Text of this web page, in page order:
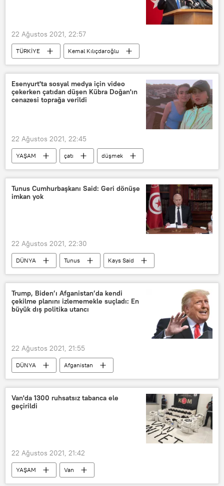
22 Ağustos 2021, 22:57
TÜRKİYE
Kemal Kılıçdaroğlu
Recep Tayyip Erdoğan
İngiltere
Esenyurt'ta sosyal medya için video
çekerken çatıdan düşen Kübra Doğan'ın
cenazesi toprağa verildi
22 Ağustos 2021, 22:45
YAŞAM çatı
düşmek
TikTok
Tunus Cumhurbaşkanı Said: Geri dönüşe
imkan yok
22 Ağustos 2021, 22:30
DÜNYA Tunus Kays Said
Trump, Biden’ı Afganistan’da kendi
çekilme planını izlememekle suçladı: En
büyük dış politika utancı
22 Ağustos 2021, 21:55
DÜNYA
Afganistan
Joe Biden
Donald Trump
Van'da 1300 ruhsatsız tabanca ele
geçirildi
22 Ağustos 2021, 21:42
YAŞAM
Van